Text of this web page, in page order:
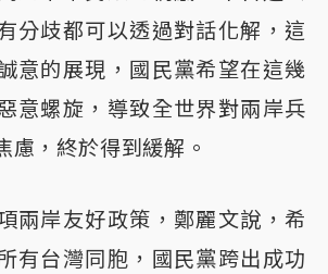
分歧都可以透過對話化解，這
意的展現，國民黨希望在這幾
意螺旋，導致全世界對兩岸兵
慮，終於得到緩解。
兩岸友好政策，鄭麗文說，希
有台灣同胞，國民黨跨出成功